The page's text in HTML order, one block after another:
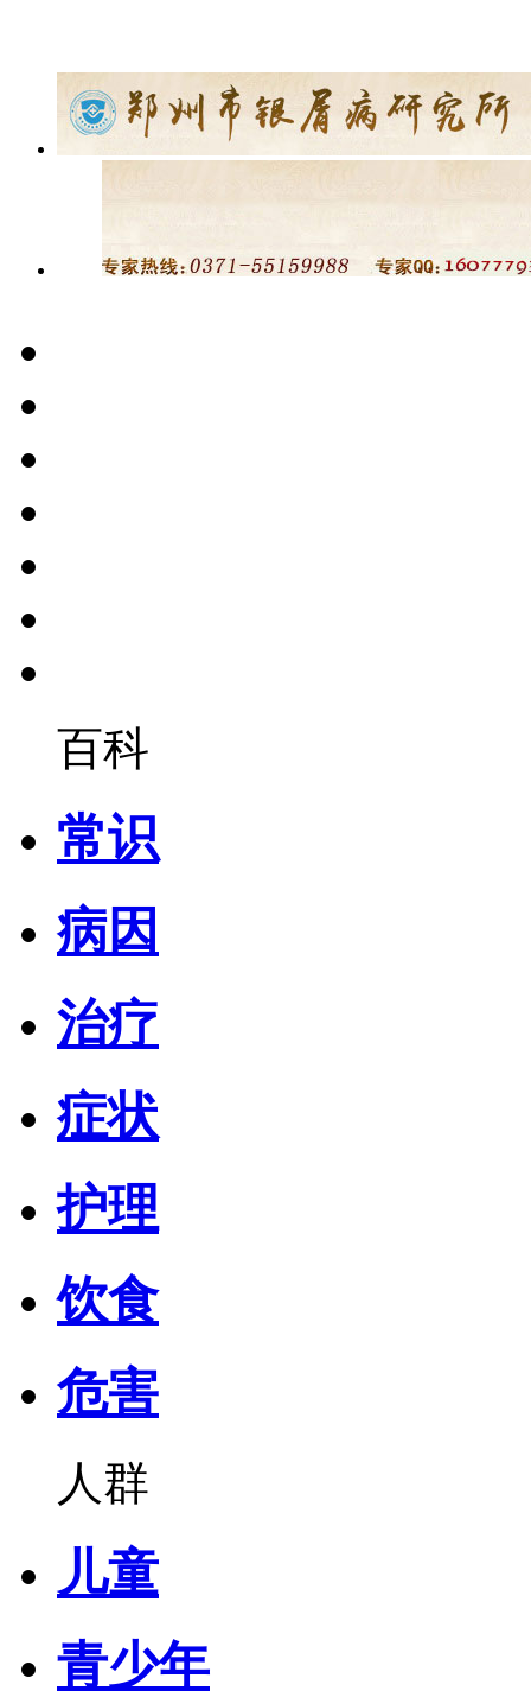
百科
常识
病因
治疗
症状
护理
饮食
危害
人群
儿童
青少年